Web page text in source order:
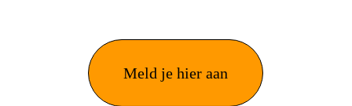
Meld je hier aan